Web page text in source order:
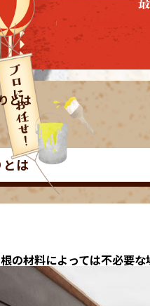
とは
とは
の材料によっては不必要な